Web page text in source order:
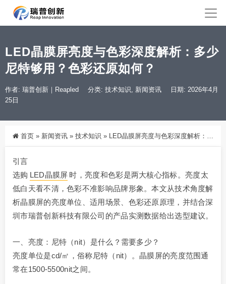
LED晶膜屏亮度与色彩深度解析：多少
尼特够用？色彩还原如何？
作者: 瑞普创新｜Reapled 分类: 技术知识, 新闻资讯
日期: 2026年4月
25日
首页 » 新闻资讯 » 技术知识 » LED晶膜屏亮度与色彩深度解析：多少尼特够用？色彩还原如何？
引言
选购 LED晶膜屏 时，亮度和色彩是两大核心指标。亮度太
低白天看不清，色彩不准影响品牌形象。本文从技术角度解
析晶膜屏的亮度单位、适用场景、色彩还原原理，并结合深
圳市瑞普创新科技有限公司的产品实测数据给出选型建议。
一、亮度：尼特（nit）是什么？需要多少？
亮度单位是cd/㎡，俗称尼特（nit）。晶膜屏的亮度范围通
常在1500-5500nit之间。